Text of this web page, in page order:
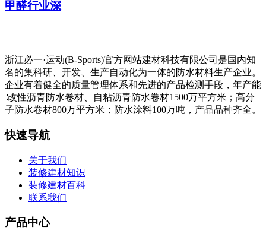
甲醛行业深
浙江必一·运动(B-Sports)官方网站建材科技有限公司是国内知
名的集科研、开发、生产自动化为一体的防水材料生产企业。
企业有着健全的质量管理体系和先进的产品检测手段，年产能
∶改性沥青防水卷材、自粘沥青防水卷材1500万平方米；高分
子防水卷材800万平方米；防水涂料100万吨，产品品种齐全。
快速导航
关于我们
装修建材知识
装修建材百科
联系我们
产品中心